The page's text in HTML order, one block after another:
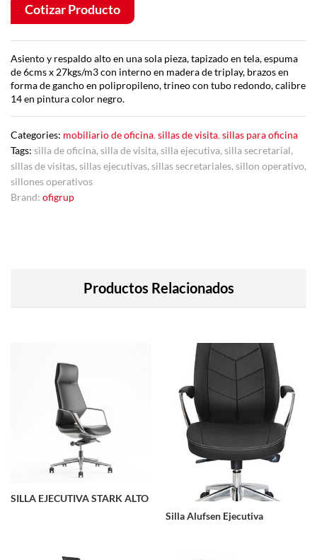
Cotizar Producto
Asiento y respaldo alto en una sola pieza, tapizado en tela, espuma
de 6cms x 27kgs/m3 con interno en madera de triplay, brazos en
forma de gancho en polipropileno, trineo con tubo redondo, calibre
14 en pintura color negro.
Categories: mobiliario de oficina, sillas de visita, sillas para oficina
Tags: silla de oficina, silla de visita, silla ejecutiva, silla secretarial,
sillas de visitas, sillas ejecutivas, sillas secretariales, sillon operativo,
sillones operativos
Brand: ofigrup
Productos Relacionados
SILLA EJECUTIVA STARK ALTO
Silla Alufsen Ejecutiva